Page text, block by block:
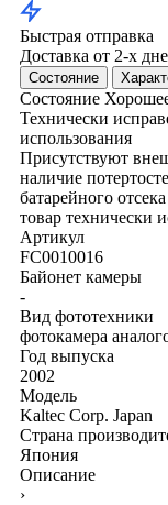
Быстрая отправка
Доставка от 2-х
Состояние
Состояние
Технически
использования
Присутствуют
наличие
батарейного
товар технически
Артикул
FC0010016
Байонет камеры
-
Вид фототехники
фотокамера
Год выпуска
2002
Модель
Kaltec Corp. Japan
Страна
Япония
Описание
›